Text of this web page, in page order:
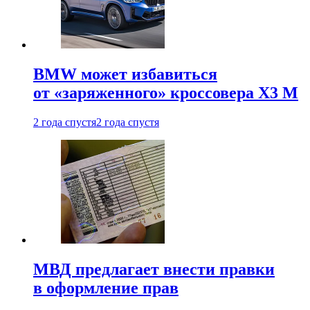
BMW может избавиться
от «заряженного» кроссовера X3 M
2 года спустя2 года спустя
МВД предлагает внести правки
в оформление прав